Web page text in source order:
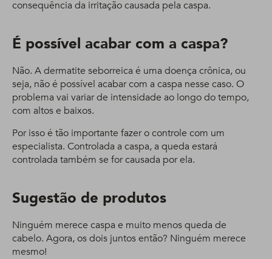
consequência da irritação causada pela caspa.
É possível acabar com a caspa?
Não. A dermatite seborreica é uma doença crônica, ou
seja, não é possível acabar com a caspa nesse caso. O
problema vai variar de intensidade ao longo do tempo,
com altos e baixos.
Por isso é tão importante fazer o controle com um
especialista. Controlada a caspa, a queda estará
controlada também se for causada por ela.
Sugestão de produtos
Ninguém merece caspa e muito menos queda de
cabelo. Agora, os dois juntos então? Ninguém merece
mesmo!